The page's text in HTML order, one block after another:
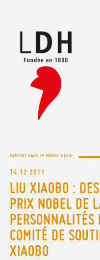
PARTOUT DANS LE MONDE >ASIE
14.12.2011
LIU XIAOBO :
PRIX NOBEL DE
COMITÉ DE
XIAOBO